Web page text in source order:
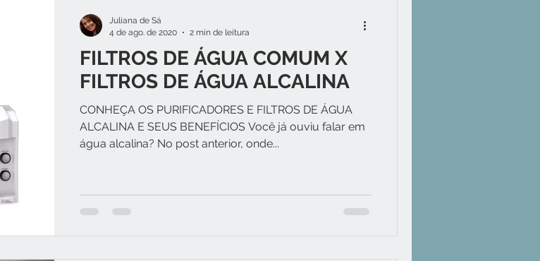
FILTROS DE ÁGUA COMUM X
FILTROS DE ÁGUA ALCALINA
CONHEÇA OS PURIFICADORES E FILTROS DE ÁGUA
ALCALINA E SEUS BENEFÍCIOS Você já ouviu falar em
água alcalina? No post anterior, onde...
Juliana de Sá
4 de ago. de 2020
2 min de leitura